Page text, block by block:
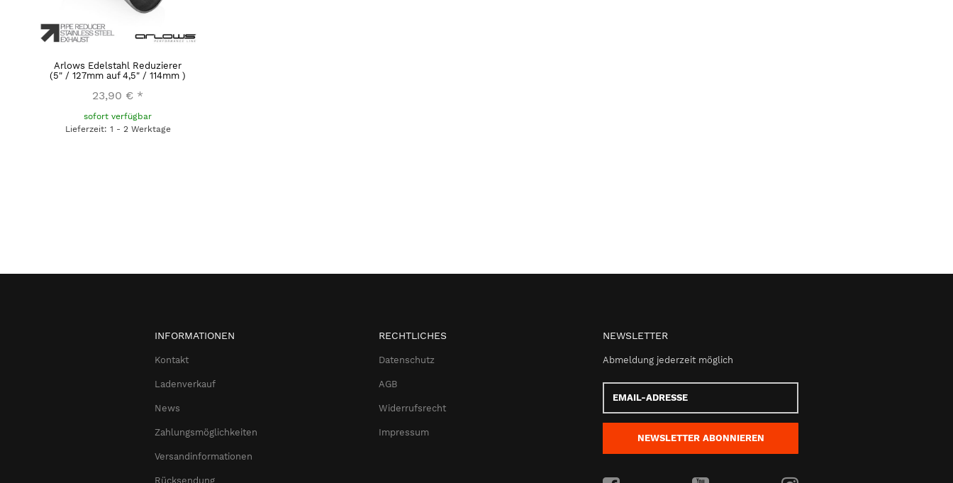
Arlows Edelstahl Reduzierer
(5" / 127mm auf 4,5" / 114mm )
23,90 € *
sofort verfügbar
Lieferzeit: 1 - 2 Werktage
INFORMATIONEN
Kontakt
Ladenverkauf
News
Zahlungsmöglichkeiten
Versandinformationen
Rücksendung
RECHTLICHES
Datenschutz
AGB
Widerrufsrecht
Impressum
NEWSLETTER
Abmeldung jederzeit möglich
Adresse
NEWSLETTER ABONNIEREN